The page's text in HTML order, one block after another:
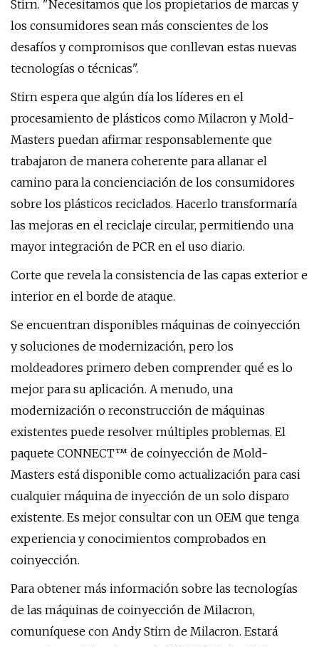
Stirn. "Necesitamos que los propietarios de marcas y
los consumidores sean más conscientes de los
desafíos y compromisos que conllevan estas nuevas
tecnologías o técnicas".
Stirn espera que algún día los líderes en el
procesamiento de plásticos como Milacron y Mold-
Masters puedan afirmar responsablemente que
trabajaron de manera coherente para allanar el
camino para la concienciación de los consumidores
sobre los plásticos reciclados. Hacerlo transformaría
las mejoras en el reciclaje circular, permitiendo una
mayor integración de PCR en el uso diario.
Corte que revela la consistencia de las capas exterior e
interior en el borde de ataque.
Se encuentran disponibles máquinas de coinyección
y soluciones de modernización, pero los
moldeadores primero deben comprender qué es lo
mejor para su aplicación. A menudo, una
modernización o reconstrucción de máquinas
existentes puede resolver múltiples problemas. El
paquete CONNECT™ de coinyección de Mold-
Masters está disponible como actualización para casi
cualquier máquina de inyección de un solo disparo
existente. Es mejor consultar con un OEM que tenga
experiencia y conocimientos comprobados en
coinyección.
Para obtener más información sobre las tecnologías
de las máquinas de coinyección de Milacron,
comuníquese con Andy Stirn de Milacron. Estará